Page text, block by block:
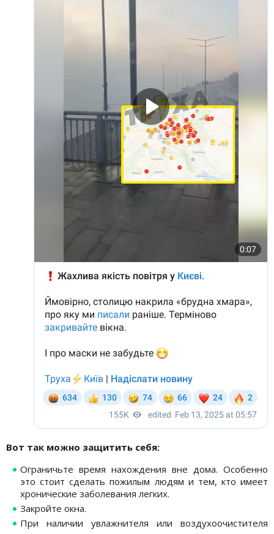
Вот так можно защитить себя:
Ограничьте время нахождения вне дома. Особенно
это стоит сделать пожилым людям и тем, кто имеет
хронические заболевания легких.
Закройте окна.
При наличии увлажнителя или воздухоочистителя